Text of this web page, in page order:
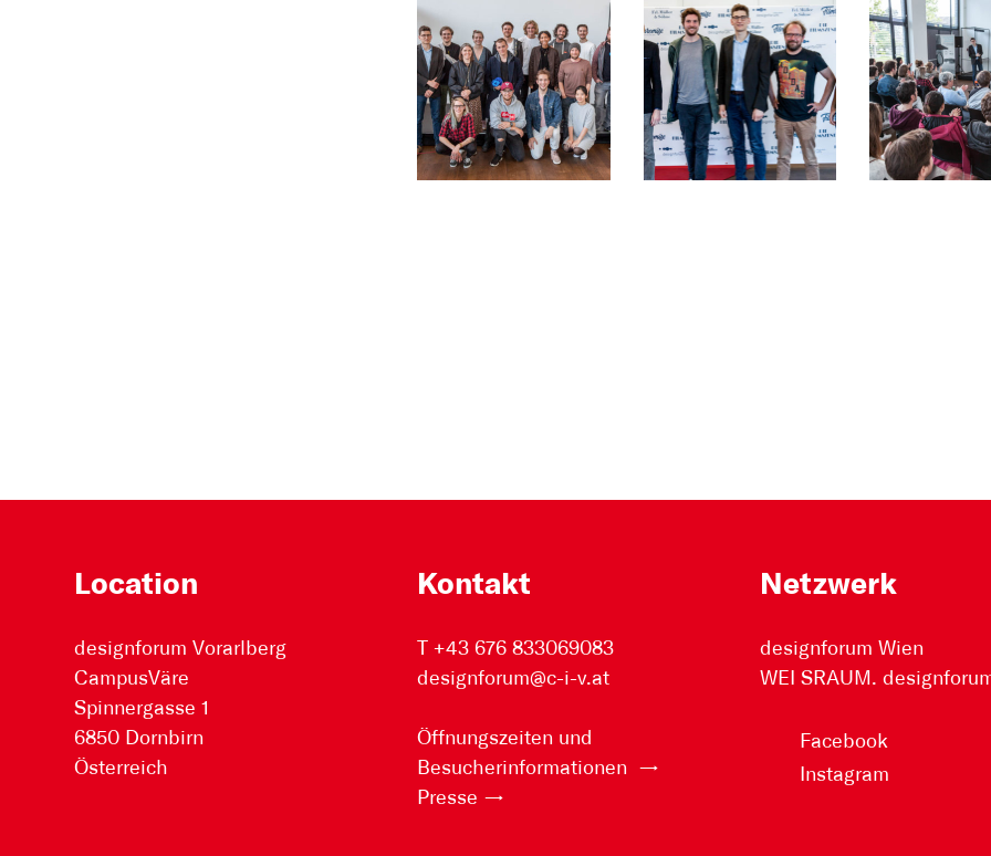
Location
designforum Vorarlberg
CampusVäre
Spinnergasse 1
6850 Dornbirn
Österreich
Kontakt
T +43 676 833069083
designforum@c-i-v.at
Öffnungszeiten und
Besucherinformationen
Presse
Netzwerk
designforum Wien
WEI SRAUM.
Facebook
Instagram